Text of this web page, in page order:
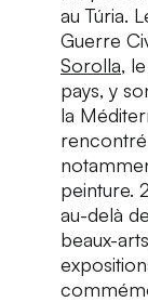
au Túria.
Guerre
Sorolla,
pays, y
la
peinture.
au-delà
beaux-